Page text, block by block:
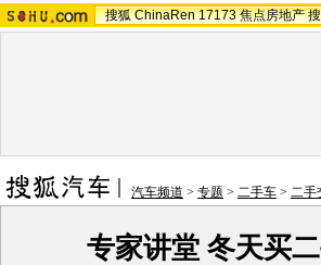
搜狐 ChinaRen 17173 焦点房地产
汽车频道 > 专题 > 二手车 > 二手
专家讲堂 冬天买